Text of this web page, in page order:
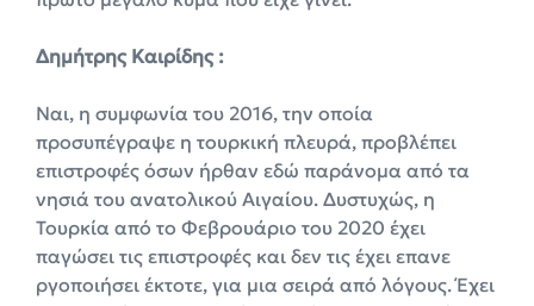
Δημήτρης Καιρίδης :
Ναι, η συμφωνία του 2016, την οποία
προσυπέγραψε η τουρκική πλευρά, προβλέπει
επιστροφές όσων ήρθαν εδώ παράνομα από τα
νησιά του ανατολικού Αιγαίου. Δυστυχώς, η
Τουρκία από το Φεβρουάριο του 2020 έχει
παγώσει τις επιστροφές και δεν τις έχει επανε
ργοποιήσει έκτοτε, για μια σειρά από λόγους. Έχει